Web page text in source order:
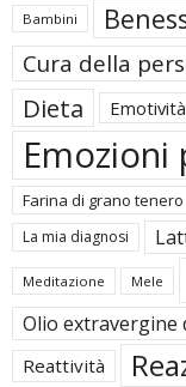
Bambini
Cura della
Dieta Emotività
Emozioni
Farina di grano tenero
La mia diagnosi
Meditazione Mele
Olio extravergine
Reattività